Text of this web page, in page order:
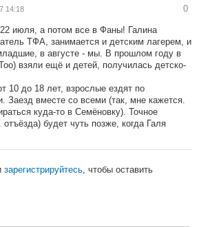
14:18 0
июля, а потом все в Фаны! Галина
ТФА, занимается и детским лагерем, и
в августе - мы. В прошлом году в
взяли ещё и детей, получилась детско-
10 до 18 лет, взрослые ездят по
Заезд вместе со всеми (так, мне кажется.
куда-то в Семёновку). Точное
будет чуть позже, когда Галя
зарегистрируйтесь, чтобы оставить